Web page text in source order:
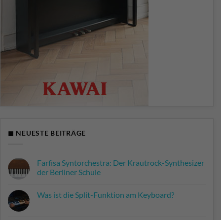
◼ NEUESTE BEITRÄGE
Farfisa Syntorchestra: Der Krautrock-Synthesizer
der Berliner Schule
zu
Was ist die Split-Funktion am Keyboard?